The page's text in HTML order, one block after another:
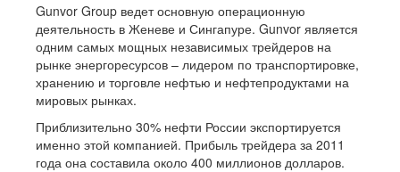
Gunvor Group ведет основную операционную
деятельность в Женеве и Сингапуре. Gunvor является
одним самых мощных независимых трейдеров на
рынке энергоресурсов – лидером по транспортировке,
хранению и торговле нефтью и нефтепродуктами на
мировых рынках.
Приблизительно 30% нефти России экспортируется
именно этой компанией. Прибыль трейдера за 2011
года она составила около 400 миллионов долларов.